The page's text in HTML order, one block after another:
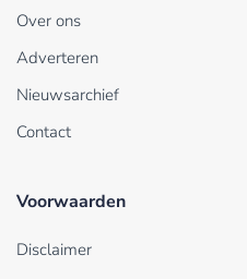
Over ons
Adverteren
Nieuwsarchief
Contact
Voorwaarden
Disclaimer